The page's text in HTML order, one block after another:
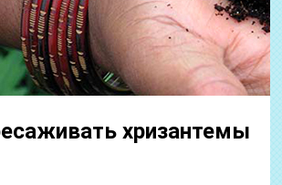
хризантемы